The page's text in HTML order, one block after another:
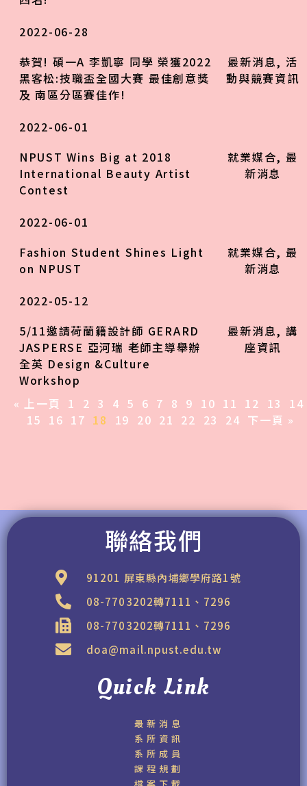
2022-06-28
恭賀! 碩一A 李凱寧 同學 榮獲2022
黑客松:技職盃全國大賽 最佳創意獎
及 南區分區賽佳作!
最新消息, 活
動與競賽資訊
2022-06-01
NPUST Wins Big at 2018
International Beauty Artist
Contest
就業媒合, 最
新消息
2022-06-01
Fashion Student Shines Light
on NPUST
就業媒合, 最
新消息
2022-05-12
5/11邀請荷蘭籍設計師 GERARD
JASPERSE 亞河瑞 老師主導舉辦
全英 Design &Culture
Workshop
最新消息, 講
座資訊
« 上一頁 1 2 3 4 5 6 7 8 9 10 11 12 13
14
15 16 17 18 19 20 21 22 23 24 下一頁 »
聯絡我們
91201 屏東縣內埔鄉學府路1號
08-7703202轉7111、7296
08-7703202轉7111、7296
doa@mail.npust.edu.tw
Quick Link
最新消息
系所資訊
系所成員
課程規劃